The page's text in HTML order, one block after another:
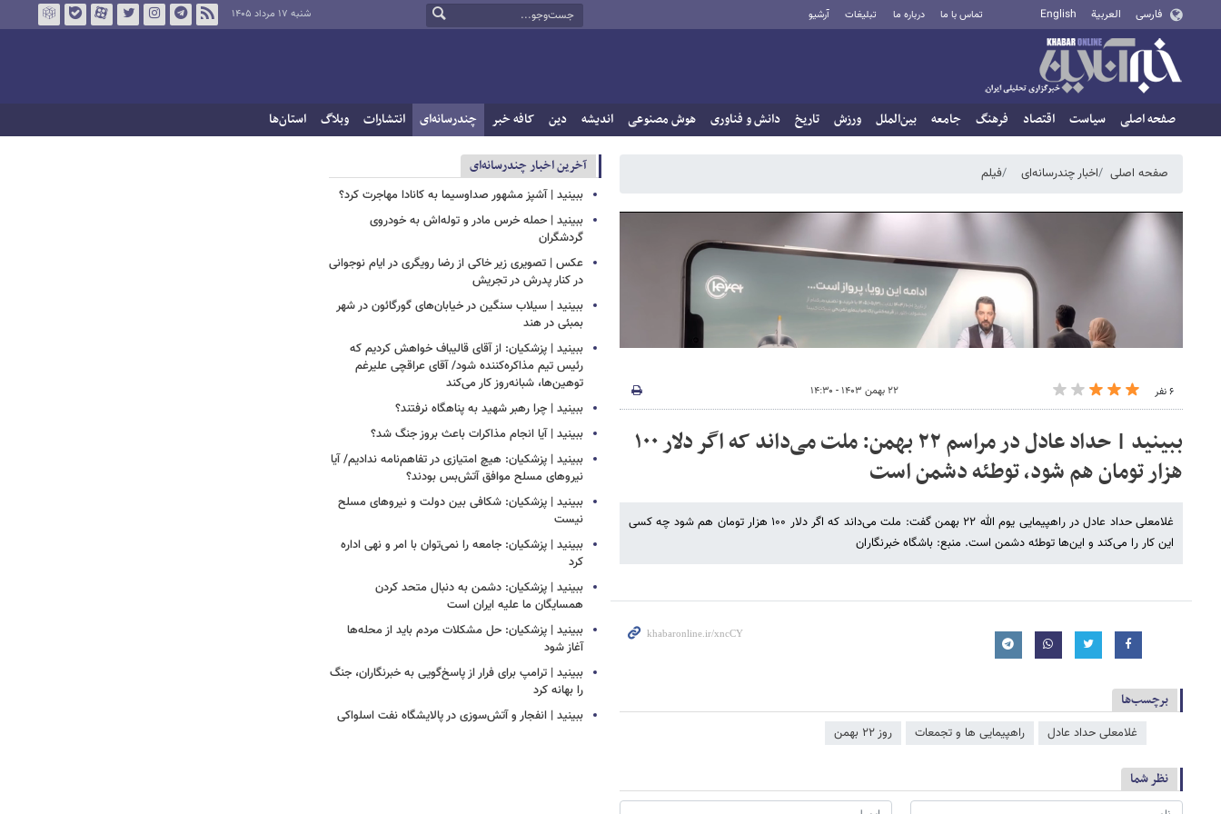
فارسی العربية English تماس با ما درباره ما تبلیغات آرشیو شنبه ۱۷ مرداد ۱۴۰۵
صفحه اصلی سیاست اقتصاد فرهنگ جامعه بین‌الملل ورزش تاریخ دانش و فناوری هوش مصنوعی اندیشه دین کافه خبر چندرسانه‌ای انتشارات وبلاگ استان‌ها
صفحه اصلی اخبار چندرسانه‌ای فیلم
۶ نفر ۲۲ بهمن ۱۴۰۳ - ۱۴:۳۰
ببینید | حداد عادل در مراسم ۲۲ بهمن: ملت می‌داند که اگر دلار ۱۰۰
هزار تومان هم شود، توطئه دشمن است
غلامعلی حداد عادل در راهپیمایی یوم الله ۲۲ بهمن گفت: ملت می‌داند که اگر دلار ۱۰۰ هزار تومان هم شود چه کسی
این کار را می‌کند و این‌ها توطئه دشمن است. منبع: باشگاه خبرنگاران
برچسب‌ها
غلامعلی حداد عادل راهپیمایی ها و تجمعات روز ۲۲ بهمن
نظر شما
آخرین اخبار چندرسانه‌ای
ببینید | آشپز مشهور صداوسیما به کانادا مهاجرت کرد؟
ببینید | حمله خرس مادر و توله‌اش به خودروی
گردشگران
عکس | تصویری زیر خاکی از رضا رویگری در ایام نوجوانی
در کنار پدرش در تجریش
ببینید | سیلاب‌ سنگین در خیابان‌های گورگائون در شهر
بمبئی در هند
ببینید | پزشکیان: از آقای قالیباف خواهش کردیم که
رئیس تیم مذاکره‌کننده شود/ آقای عراقچی علیرغم
توهین‌ها، شبانه‌روز کار می‌کند
ببینید | چرا رهبر شهید به پناهگاه نرفتند؟
ببینید | آیا انجام مذاکرات باعث بروز جنگ شد؟
ببینید | پزشکیان: هیچ امتیازی در تفاهم‌نامه ندادیم/ آیا
نیروهای مسلح موافق آتش‌بس بودند؟
ببینید | پزشکیان: شکافی بین دولت و نیروهای مسلح
نیست
ببینید | پزشکیان: جامعه را نمی‌توان با امر و نهی اداره
کرد
ببینید | پزشکیان: دشمن به دنبال متحد کردن
همسایگان ما علیه ایران است
ببینید | پزشکیان: حل مشکلات مردم باید از محله‌ها
آغاز شود
ببینید | ترامپ برای فرار از پاسخ‌گویی به خبرنگاران، جنگ
را بهانه کرد
ببینید | انفجار و آتش‌سوزی در پالایشگاه نفت اسلواکی